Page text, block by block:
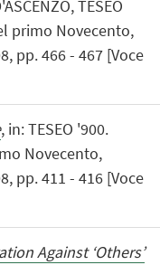
TESEO
primo Novecento,
pp. 466 - 467 [Voce
, in: TESEO '900.
Novecento,
pp. 411 - 416 [Voce
Against ‘Others’